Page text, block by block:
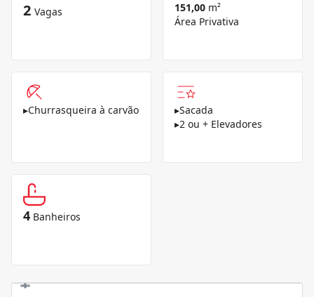
2 Vagas 151,00 m²
Área Privativa
▸Churrasqueira à carvão ▸Sacada
▸2 ou + Elevadores
4 Banheiros